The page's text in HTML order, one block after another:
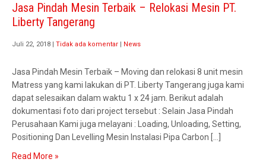
Jasa Pindah Mesin Terbaik – Relokasi Mesin PT.
Liberty Tangerang
Juli 22, 2018 Tidak ada komentar News
Jasa Pindah Mesin Terbaik – Moving dan relokasi 8 unit mesin
Matress yang kami lakukan di PT. Liberty Tangerang juga kami
dapat selesaikan dalam waktu 1 x 24 jam. Berikut adalah
dokumentasi foto dari project tersebut : Selain Jasa Pindah
Perusahaan Kami juga melayani : Loading, Unloading, Setting,
Positioning Dan Levelling Mesin Instalasi Pipa Carbon […]
Read More »